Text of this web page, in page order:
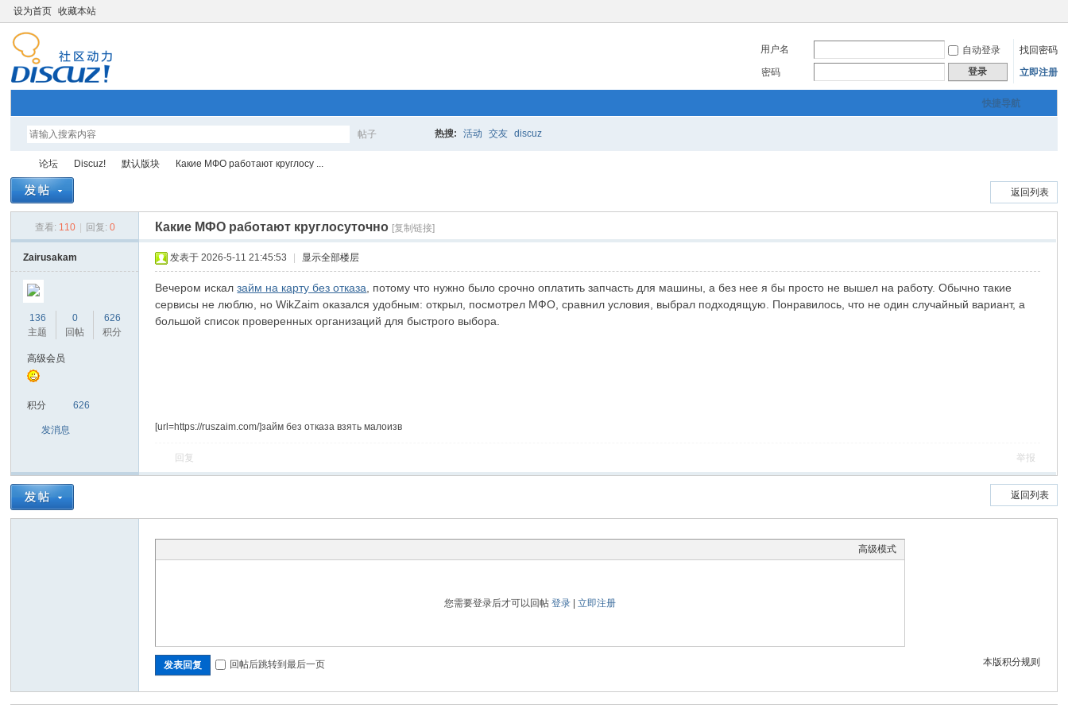
设为首页 收藏本站
用户名 自动登录
找回密码
密码
登录 立即注册
快捷导航
帖子
索
热搜: 活动 交友 discuz
论坛
›
Discuz!
›
默认版块
›
Какие МФО работают круглосу ...
返回列表
查看: 110 回复: 0 Какие МФО работают круглосуточно [复制链接]
Zairusakam
136
主题
0
回帖
626
积分
高级会员
积分 626
发消息
发表于 2026-5-11 21:45:53 显示全部楼层
Вечером искалзайм на карту без отказа , потому что нужно было срочно оплатить запчасть для машины, а без нее я бы просто не вышел на работу. Обычно такие
сервисы не люблю, но WikZaim оказался удобным: открыл, посмотрел МФО, сравнил условия, выбрал подходящую. Понравилось, что не один случайный вариант, а
большой список проверенных организаций для быстрого выбора.
[url=https://ruszaim.com/]займ без отказа взять малоизв
回复 举报
返回列表
高级模式
您需要登录后才可以回帖登录 |立即注册
本版积分规则
发表回复 回帖后跳转到最后一页